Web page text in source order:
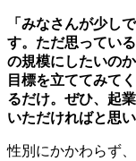
「みなさんが少し
す。ただ思ってい
の規模にしたいの
目標を立ててみて
るだけ。ぜひ、起
いただければと思い
性別にかかわらず